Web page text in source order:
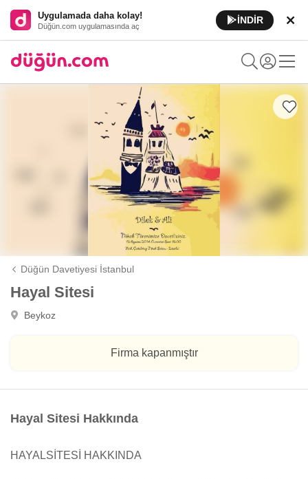
Uygulamada daha kolay!
Düğün.com uygulamasında aç
İNDİR
Düğün Davetiyesi İstanbul
Hayal Sitesi
Beykoz
Firma kapanmıştır
Hayal Sitesi Hakkında
HAYALSİTESİ HAKKINDA